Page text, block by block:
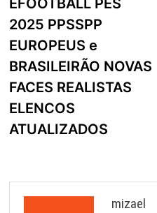
de
artigos
EFOOTBALL PES
2025 PPSSPP
EUROPEUS e
BRASILEIRÃO NOVAS
FACES REALISTAS
ELENCOS
ATUALIZADOS
mizael